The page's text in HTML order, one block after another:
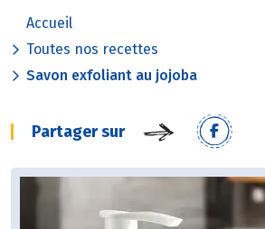
Accueil
Toutes nos recettes
Savon exfoliant au jojoba
Partager sur